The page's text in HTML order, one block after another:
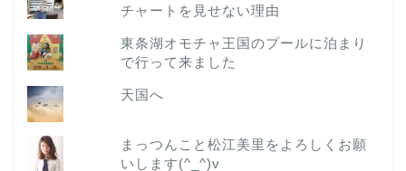
チャートを見せない理由
東条湖オモチャ王国のプールに泊まり
で行って来ました
天国へ
まっつんこと松江美里をよろしくお願
いします(^_^)v